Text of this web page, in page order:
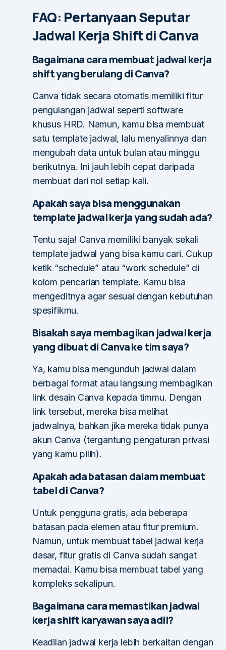
FAQ: Pertanyaan Seputar
Jadwal Kerja Shift di Canva
Bagaimana cara membuat jadwal kerja
shift yang berulang di Canva?
Canva tidak secara otomatis memiliki fitur
pengulangan jadwal seperti software
khusus HRD. Namun, kamu bisa membuat
satu template jadwal, lalu menyalinnya dan
mengubah data untuk bulan atau minggu
berikutnya. Ini jauh lebih cepat daripada
membuat dari nol setiap kali.
Apakah saya bisa menggunakan
template jadwal kerja yang sudah ada?
Tentu saja! Canva memiliki banyak sekali
template jadwal yang bisa kamu cari. Cukup
ketik “schedule” atau “work schedule” di
kolom pencarian template. Kamu bisa
mengeditnya agar sesuai dengan kebutuhan
spesifikmu.
Bisakah saya membagikan jadwal kerja
yang dibuat di Canva ke tim saya?
Ya, kamu bisa mengunduh jadwal dalam
berbagai format atau langsung membagikan
link desain Canva kepada timmu. Dengan
link tersebut, mereka bisa melihat
jadwalnya, bahkan jika mereka tidak punya
akun Canva (tergantung pengaturan privasi
yang kamu pilih).
Apakah ada batasan dalam membuat
tabel di Canva?
Untuk pengguna gratis, ada beberapa
batasan pada elemen atau fitur premium.
Namun, untuk membuat tabel jadwal kerja
dasar, fitur gratis di Canva sudah sangat
memadai. Kamu bisa membuat tabel yang
kompleks sekalipun.
Bagaimana cara memastikan jadwal
kerja shift karyawan saya adil?
Keadilan jadwal kerja lebih berkaitan dengan